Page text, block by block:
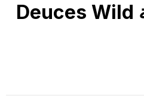
الملحق 6 للعبة Deuces Wild